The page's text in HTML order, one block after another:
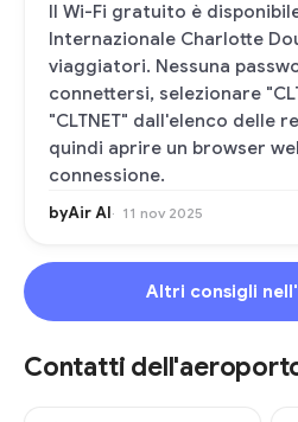
Il Wi-Fi gratuito è
Internazionale Charlotte
viaggiatori. Nessuna
connettersi, selezionare
"CLTNET" dall'elenco delle
quindi aprire un browser
connessione.
byAir AI 11 nov 2025
Altri consigli
Contatti